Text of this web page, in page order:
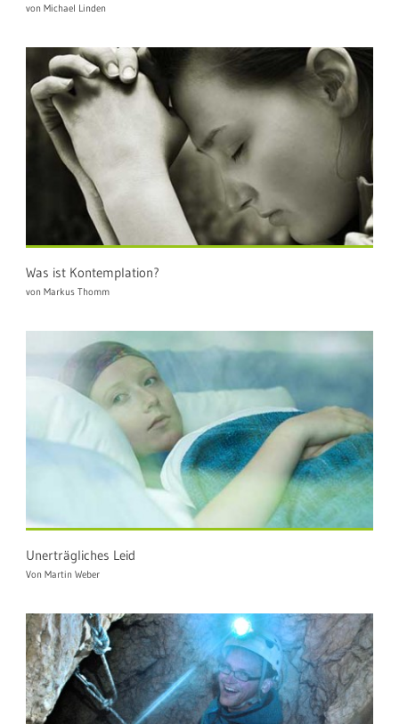
von Michael Linden
Was ist Kontemplation?
von Markus Thomm
Unerträgliches Leid
Von Martin Weber